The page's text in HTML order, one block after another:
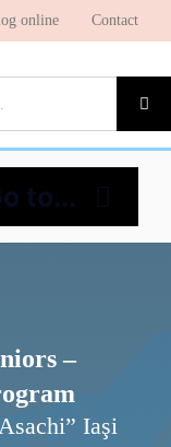
online Contact
to...
–
Iaşi